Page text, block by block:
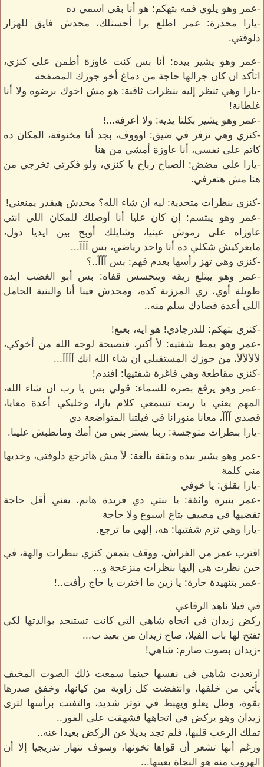
-عمر وهو يلوي فمه بتهكم: هو أنا بقى اسمي ده
-يارا محذرة: عمر اطلع برا أحسنلك، محدش فايق للهزار
دلوقتي.
-عمر وهو يشير بيده: أنا بس كنت عاوزة أطمن على كنزي،
اتأكد ان كان جرالها حاجة من دماغ أخو جوزك المصفحة
-يارا وهي تنظر إليه بنظرات ثاقبة: هو مش اخوك برضوه ولا أنا
غلطانة!
-عمر وهو يشير بكلتا يديه: ولا أعرفه...!
-كنزي وهي تزفر في ضيق: اوووف، بجد أنا مخنوقة، المكان ده
كاتم على نفسي، أنا عاوزة أمشي من هنا
-يارا على مضض: الصباح رباح يا كنزي، ولو فكرتي تخرجي من
هنا مش هتعرفي.
-كنزي بنظرات متحدية: ليه ان شاء الله؟ محدش هيقدر يمنعني!
-عمر وهو يبتسم: إن كان عليا أنا أوصلك للمكان اللي انتي
عاوزاه على رموش عينيا، وشايلك أوبح بين ايديا دول،
مايغركيش شكلي ده أنا واحد رياضي، بس آآآ...
-كنزي وهي تهز رأسها بعدم فهم: بس آآآ..؟
-عمر وهو يبتلع ريقه ويتحسس قفاه: بس أبو الغضب ايده
طويلة أوي، زي المرزبة كده، ومحدش فينا أنا والبنية الحامل
اللي أعدة قصادك سلم منه..
-كنزي بتهكم: للدرجادي! هو ايه، بعبع!
-عمر وهو يمط شفتيه: لأ أكتر، فنصيحة لوجه الله من أخوكي،
لألألألأ، من جوزك المستقبلي ان شاء الله انك آآآآ...
-كنزي مقاطعة وهي فاغرة شفتيها: افندم!
-عمر وهو يرفع بصره للسماء: قولي بس يا رب ان شاء الله،
المهم يعني يا ريت تسمعي كلام يارا، وخليكي أعدة معايا،
قصدي آآآ، معانا منورانا في فيلتنا المتواضعة دي
-يارا بنظرات متوجسة: ربنا يستر بس من أمك وماتطبش علينا.
-عمر وهو يشير بيده وبثقة بالغة: لأ مش هاترجع دلوقتي، وخديها
مني كلمة
-يارا بقلق: يا خوفي
-عمر بنبرة واثقة: يا بنتي دي فريدة هانم، يعني أقل حاجة
تقضيها في مصيف بتاع اسبوع ولا حاجة
-يارا وهي تزم شفتيها: هه، إلهي ما ترجع.
اقترب عمر من الفراش، ووقف يتمعن كنزي بنظرات والهة، في
حين نظرت هي إليها بنظرات منزعجة و...
-عمر بتنهيدة حارة: يا زين ما اخترت يا حاج رأفت..!
في فيلا ناهد الرفاعي
ركض زيدان في اتجاه شاهي التي كانت تستنجد بوالدتها لكي
تفتح لها باب الفيلا، صاح زيدان من بعيد ب...
-زيدان بصوت صارم: شاهي!
ارتعدت شاهي في نفسها حينما سمعت ذلك الصوت المخيف
يأتي من خلفها، وانتفضت كل زاوية من كيانها، وخفق صدرها
بقوة، وظل يعلو ويهبط في توتر شديد، والتفتت برأسها لترى
زيدان وهو يركض في اتجاهها فشهقت على الفور..
تملك الرعب قلبها، فلم تجد بديلا عن الركض بعيدا عنه..
ورغم أنها تشعر أن قواها تخونها، وسوف تنهار تدريجيا إلا أن
الهروب منه هو النجاة بعينها...